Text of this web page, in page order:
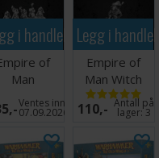
i handlekurven
of
Man
Teutogen
Guard
Warriors
Ventes inn
07.09.2026
Legg i
Empire of
Man Witch
Hunter
110,- Antall på
lager:3